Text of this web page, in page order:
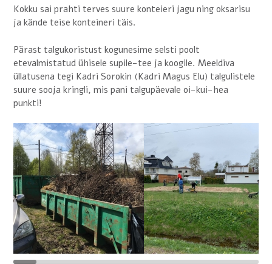
Kokku sai prahti terves suure konteieri jagu ning oksarisu
ja kände teise konteineri täis.
Pärast talgukoristust kogunesime selsti poolt
etevalmistatud ühisele supile-tee ja koogile. Meeldiva
üllatusena tegi Kadri Sorokin (Kadri Magus Elu) talgulistele
suure sooja kringli, mis pani talgupäevale oi-kui-hea
punkti!